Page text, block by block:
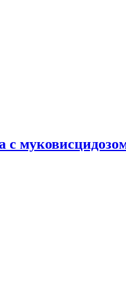
муковисцидозом